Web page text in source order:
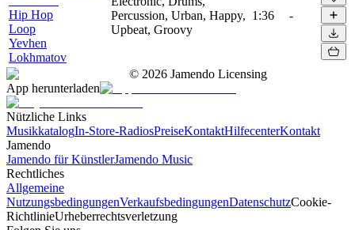
Hip Hop
Loop
Yevhen
Lokhmatov
Percussion, Urban, Happy,
Upbeat, Groovy
1:36 -
© 2026 Jamendo Licensing
App herunterladen
Nützliche Links
MusikkatalogIn-Store-RadiosPreiseKontaktHilfecenterKontakt
Jamendo
Jamendo für KünstlerJamendo Music
Rechtliches
Allgemeine
NutzungsbedingungenVerkaufsbedingungenDatenschutzCookie-
RichtlinieUrheberrechtsverletzung